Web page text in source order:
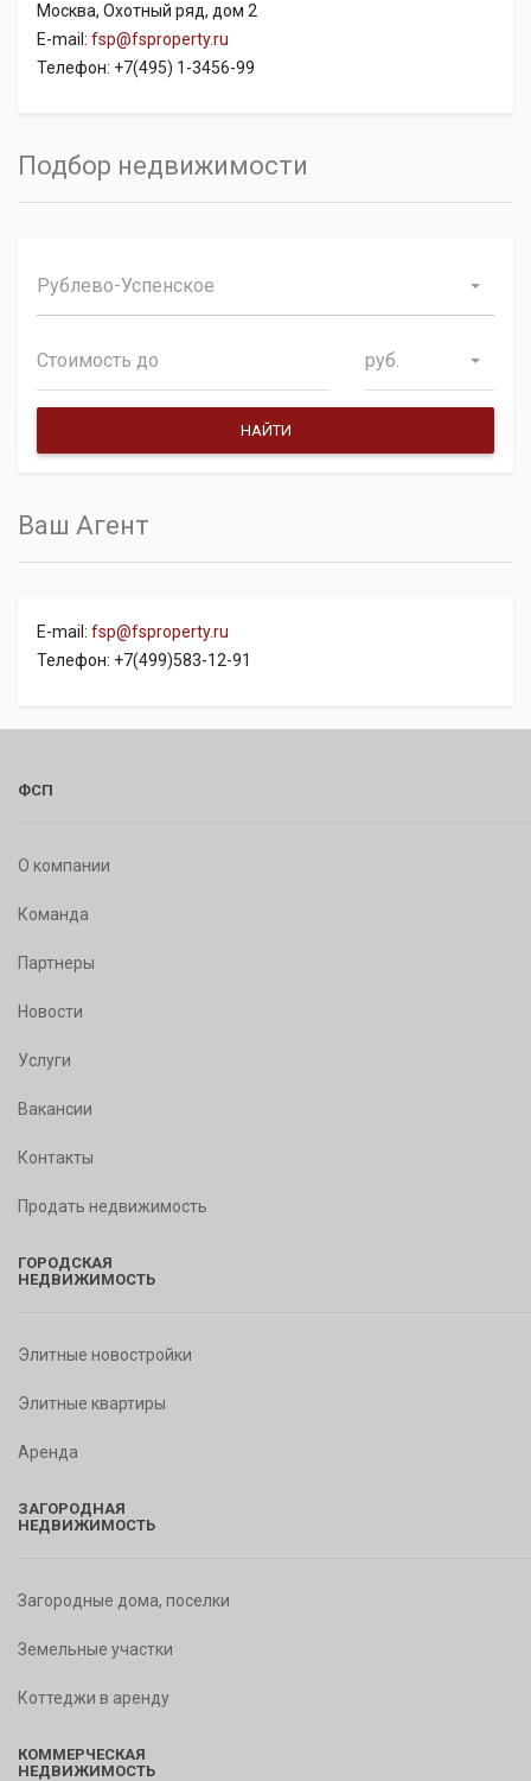
Москва, Охотный ряд, дом 2
E-mail: fsp@fsproperty.ru
Телефон: +7(495) 1-3456-99
Подбор недвижимости
Рублево-Успенское
руб.
Ваш Агент
E-mail: fsp@fsproperty.ru
Телефон: +7(499)583-12-91
ФСП
О компании
Команда
Партнеры
Новости
Услуги
Вакансии
Контакты
Продать недвижимость
ГОРОДСКАЯ
НЕДВИЖИМОСТЬ
Элитные новостройки
Элитные квартиры
Аренда
ЗАГОРОДНАЯ
НЕДВИЖИМОСТЬ
Загородные дома, поселки
Земельные участки
Коттеджи в аренду
КОММЕРЧЕСКАЯ
НЕДВИЖИМОСТЬ